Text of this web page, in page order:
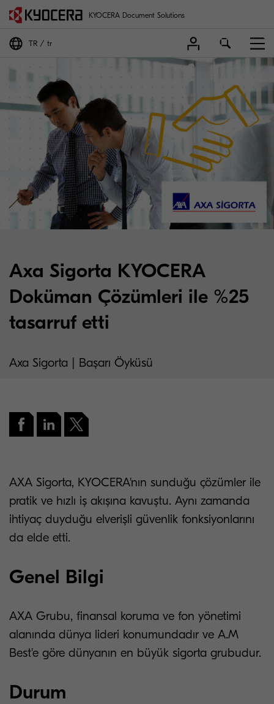
KYOCERA Document Solutions
TR tr
Axa Sigorta KYOCERA
Doküman Çözümleri ile %25
tasarruf etti
Axa Sigorta | Başarı Öyküsü
AXA Sigorta, KYOCERA'nın sunduğu çözümler ile
pratik ve hızlı iş akışına kavuştu. Aynı zamanda
ihtiyaç duyduğu elverişli güvenlik fonksiyonlarını
da elde etti.
Genel Bilgi
AXA Grubu, finansal koruma ve fon yönetimi
alanında dünya lideri konumundadır ve A.M
Best'e göre dünyanın en büyük sigorta grubudur.
Durum